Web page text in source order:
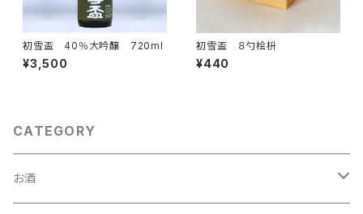
初雪盃 40％大吟醸 720ml
¥3,500
初雪盃 ８勺桧枡
¥440
CATEGORY
お酒